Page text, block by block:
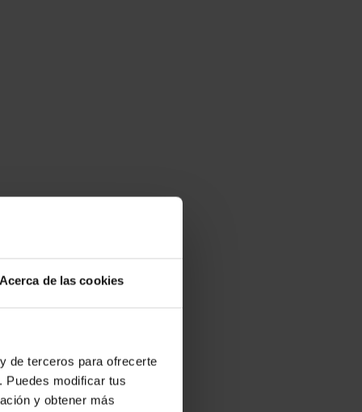
Acerca de las cookies
de terceros para ofrecerte
Puedes modificar tus
y obtener más